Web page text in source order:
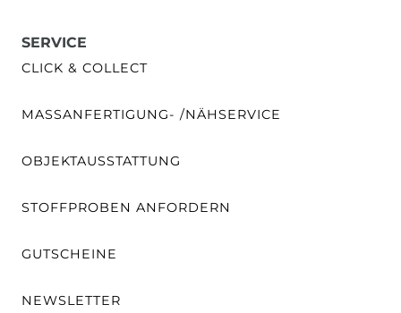
SERVICE
CLICK & COLLECT
MASSANFERTIGUNG- /NÄHSERVICE
OBJEKTAUSSTATTUNG
STOFFPROBEN ANFORDERN
GUTSCHEINE
NEWSLETTER